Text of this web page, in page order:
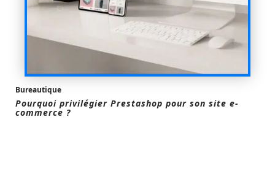
Bureautique
Pourquoi privilégier Prestashop pour son site e-
commerce ?